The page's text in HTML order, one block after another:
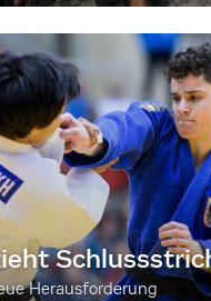
Herausforderung